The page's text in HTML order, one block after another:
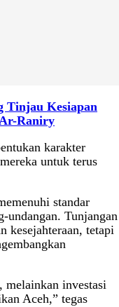
Tinjau Kesiapan
Raniry
karakter
untuk terus
standar
undangan. Tunjangan
kesejahteraan, tetapi
melainkan investasi
Aceh,” tegas